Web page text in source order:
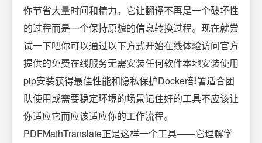
你节省大量时间和精力。它让翻译不再是一个破坏性
的过程而是一个保持原貌的信息转换过程。现在就尝
试一下吧你可以通过以下方式开始在线体验访问官方
提供的免费在线服务无需安装任何软件本地安装使用
pip安装获得最佳性能和隐私保护Docker部署适合团
队使用或需要稳定环境的场景记住好的工具不应该让
你适应它而应该适应你的工作流程。
PDFMathTranslate正是这样一个工具——它理解学